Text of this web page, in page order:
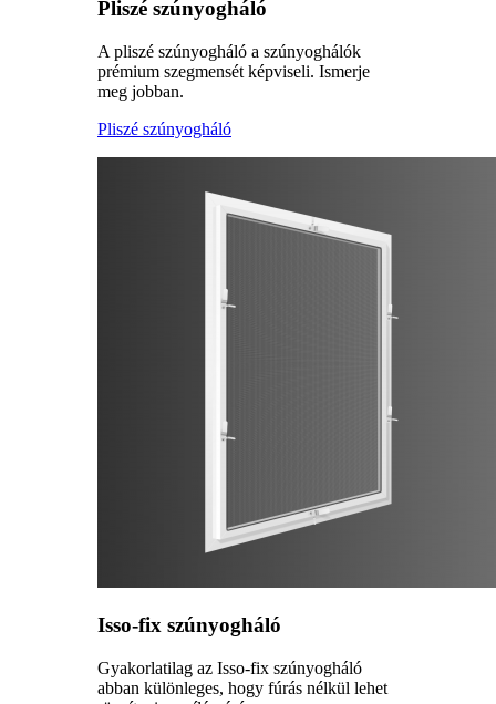
Pliszé szúnyogháló
A pliszé szúnyogháló a szúnyoghálók
prémium szegmensét képviseli. Ismerje
meg jobban.
Pliszé szúnyogháló
Isso-fix szúnyogháló
Gyakorlatilag az Isso-fix szúnyogháló
abban különleges, hogy fúrás nélkül lehet